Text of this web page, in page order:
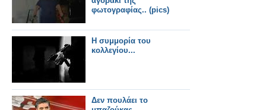
φωτογραφίας.. (pics)
Η συμμορία του
κολλεγίου...
Δεν πουλάει το